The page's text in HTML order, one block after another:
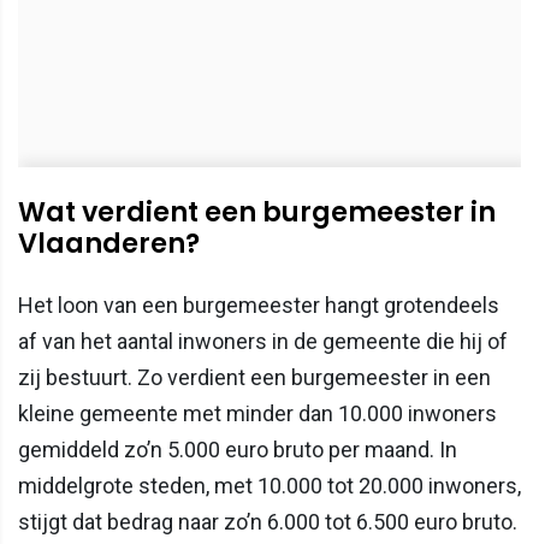
Wat verdient een burgemeester in
Vlaanderen?
Het loon van een burgemeester hangt grotendeels
af van het aantal inwoners in de gemeente die hij of
zij bestuurt. Zo verdient een burgemeester in een
kleine gemeente met minder dan 10.000 inwoners
gemiddeld zo’n 5.000 euro bruto per maand. In
middelgrote steden, met 10.000 tot 20.000 inwoners,
stijgt dat bedrag naar zo’n 6.000 tot 6.500 euro bruto.